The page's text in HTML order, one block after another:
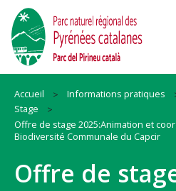
Accueil Informations pratiques
Stage
Offre de stage 2025:Animation et
Biodiversité Communale du Capcir
Offre de